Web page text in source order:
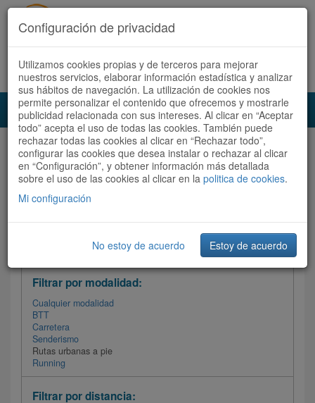
Acceder Registrate ahora Español | Català
Audioruta Todas las rutas
Todas las rutas
Ordenar por: Más recientes /
Filtrar las rutas
Filtrar por modalidad:
Cualquier modalidad
BTT
Carretera
Senderismo
Rutas urbanas a pie
Running
Filtrar por distancia:
Configuración de privacidad
Utilizamos cookies propias y de terceros para mejorar
nuestros servicios, elaborar información estadística y analizar
sus hábitos de navegación. La utilización de cookies nos
permite personalizar el contenido que ofrecemos y mostrarle
publicidad relacionada con sus intereses. Al clicar en “Aceptar
todo” acepta el uso de todas las cookies. También puede
rechazar todas las cookies al clicar en “Rechazar todo”,
configurar las cookies que desea instalar o rechazar al clicar
en “Configuración”, y obtener información más detallada
sobre el uso de las cookies al clicar en la politica de cookies.
Mi configuración
No estoy de acuerdo Estoy de acuerdo